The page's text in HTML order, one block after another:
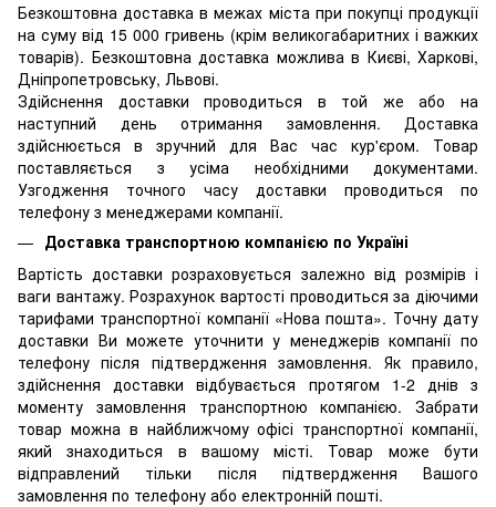
Безкоштовна доставка в межах міста при покупці продукції
на суму від 15 000 гривень (крім великогабаритних і важких
товарів). Безкоштовна доставка можлива в Києві, Харкові,
Дніпропетровську, Львові.
Здійснення доставки проводиться в той же або на
наступний день отримання замовлення. Доставка
здійснюється в зручний для Вас час кур'єром. Товар
поставляється з усіма необхідними документами.
Узгодження точного часу доставки проводиться по
телефону з менеджерами компанії.
Доставка транспортною компанією по Україні
Вартість доставки розраховується залежно від розмірів і
ваги вантажу. Розрахунок вартості проводиться за діючими
тарифами транспортної компанії «Нова пошта». Точну дату
доставки Ви можете уточнити у менеджерів компанії по
телефону після підтвердження замовлення. Як правило,
здійснення доставки відбувається протягом 1-2 днів з
моменту замовлення транспортною компанією. Забрати
товар можна в найближчому офісі транспортної компанії,
який знаходиться в вашому місті. Товар може бути
відправлений тільки після підтвердження Вашого
замовлення по телефону або електронній пошті.